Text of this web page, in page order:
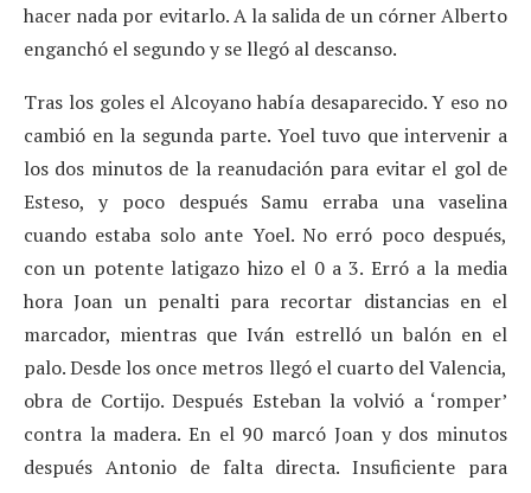
hacer nada por evitarlo. A la salida de un córner Alberto
enganchó el segundo y se llegó al descanso.
Tras los goles el Alcoyano había desaparecido. Y eso no
cambió en la segunda parte. Yoel tuvo que intervenir a
los dos minutos de la reanudación para evitar el gol de
Esteso, y poco después Samu erraba una vaselina
cuando estaba solo ante Yoel. No erró poco después,
con un potente latigazo hizo el 0 a 3. Erró a la media
hora Joan un penalti para recortar distancias en el
marcador, mientras que Iván estrelló un balón en el
palo. Desde los once metros llegó el cuarto del Valencia,
obra de Cortijo. Después Esteban la volvió a ‘romper’
contra la madera. En el 90 marcó Joan y dos minutos
después Antonio de falta directa. Insuficiente para